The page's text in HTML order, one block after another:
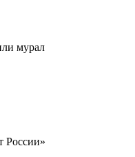
мурал
России»